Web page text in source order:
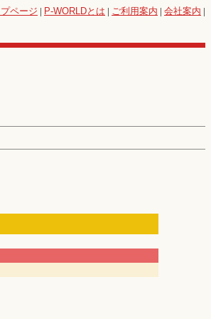
プページ | P-WORLDとは | ご利用案内 | 会社案内 |